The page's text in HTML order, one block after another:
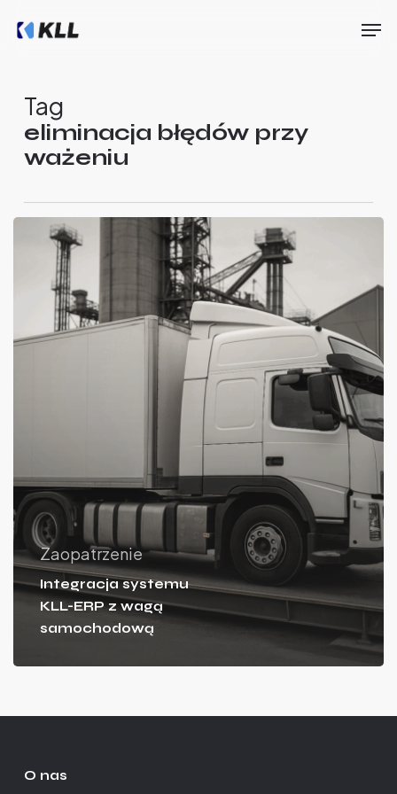
Tag
eliminacja błędów przy
ważeniu
Zaopatrzenie
Integracja systemu
KLL-ERP z wagą
samochodową
O nas